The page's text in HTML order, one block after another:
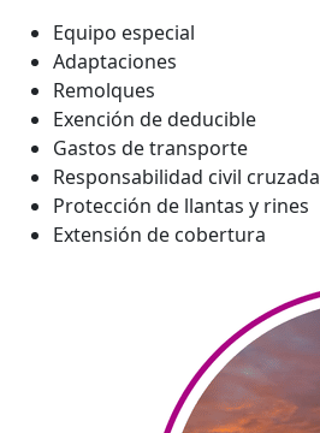
Equipo especial
Adaptaciones
Remolques
Exención de deducible
Gastos de transporte
Responsabilidad civil cruzada
Protección de llantas y rines
Extensión de cobertura